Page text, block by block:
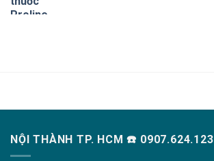
NỘI THÀNH TP. HCM ☎️ 0907.624.123